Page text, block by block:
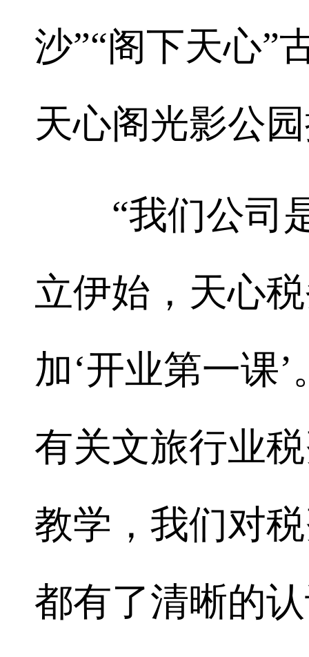
沙”“阁下天心”
天心阁光影公
“我们公司是
立伊始，天心
加‘开业第一课
有关文旅行业
教学，我们对
都有了清晰的